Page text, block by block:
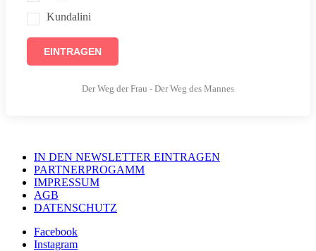
Kundalini
EINTRAGEN
Der Weg der Frau - Der Weg des Mannes
IN DEN NEWSLETTER EINTRAGEN
PARTNERPROGAMM
IMPRESSUM
AGB
DATENSCHUTZ
Facebook
Instagram